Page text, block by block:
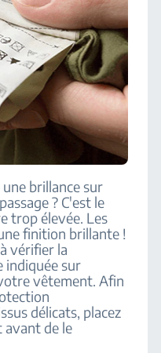
brillance sur
? C'est le
trop élevée. Les
finition brillante !
vérifier la
indiquée sur
vêtement. Afin
délicats, placez
avant de le